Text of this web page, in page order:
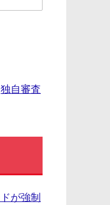
独自審査
が強制